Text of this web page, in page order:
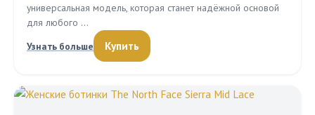
универсальная модель, которая станет надёжной основой
для любого …
Узнать больше
Купить